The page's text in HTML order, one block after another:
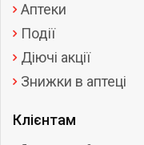
Аптеки
Події
Діючі акції
Знижки в аптеці
Клієнтам